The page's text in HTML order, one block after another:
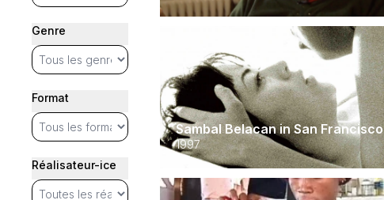
Genre
Format
Réalisateur-ice
Sambal Belacan in San Francisco
1997